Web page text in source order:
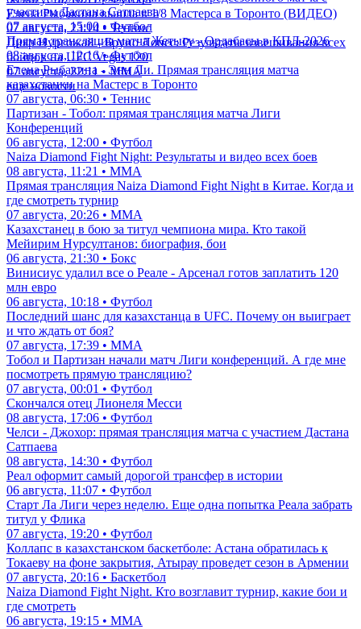
Елена Рыбакина вышла в 1/8 Мастерса в Торонто (ВИДЕО)
07 августа, 23:14 • Теннис
Дияр Нургожай - Бруно Лопес: Результаты взвешивания всех
бойцов на UFC Vegas 120
07 августа, 22:11 • ММА
еще новости
участием Дастана Сатпаева
07 августа, 15:00 • Футбол
Прямая трансляция матча Жетысу - Ордабасы в КПЛ-2026
08 августа, 12:16 • Футбол
Елена Рыбакина - Энн Ли. Прямая трансляция матча
казахстанки на Мастерс в Торонто
07 августа, 06:30 • Теннис
Партизан - Тобол: прямая трансляция матча Лиги
Конференций
06 августа, 12:00 • Футбол
Naiza Diamond Fight Night: Результаты и видео всех боев
08 августа, 11:21 • ММА
Прямая трансляция Naiza Diamond Fight Night в Китае. Когда и
где смотреть турнир
07 августа, 20:26 • ММА
Казахстанец в бою за титул чемпиона мира. Кто такой
Мейирим Нурсултанов: биография, бои
06 августа, 21:30 • Бокс
Винисиус удалил все о Реале - Арсенал готов заплатить 120
млн евро
06 августа, 10:18 • Футбол
Последний шанс для казахстанца в UFC. Почему он выиграет
и что ждать от боя?
07 августа, 17:39 • ММА
Тобол и Партизан начали матч Лиги конференций. А где мне
посмотреть прямую трансляцию?
07 августа, 00:01 • Футбол
Скончался отец Лионеля Месси
08 августа, 17:06 • Футбол
Челси - Джохор: прямая трансляция матча с участием Дастана
Сатпаева
08 августа, 14:30 • Футбол
Реал оформит самый дорогой трансфер в истории
06 августа, 11:07 • Футбол
Старт Ла Лиги через неделю. Еще одна попытка Реала забрать
титул у Флика
07 августа, 19:20 • Футбол
Коллапс в казахстанском баскетболе: Астана обратилась к
Токаеву на фоне закрытия, Атырау проведет сезон в Армении
07 августа, 20:16 • Баскетбол
Naiza Diamond Fight Night. Кто возглавит турнир, какие бои и
где смотреть
06 августа, 19:15 • ММА